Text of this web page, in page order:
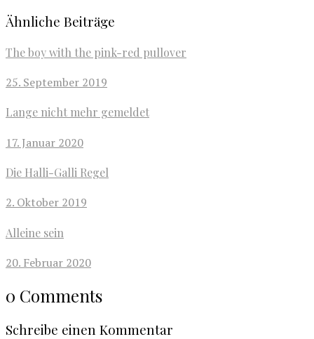
Ähnliche Beiträge
The boy with the pink-red pullover
25. September 2019
Lange nicht mehr gemeldet
17. Januar 2020
Die Halli-Galli Regel
2. Oktober 2019
Alleine sein
20. Februar 2020
0 Comments
Schreibe einen Kommentar